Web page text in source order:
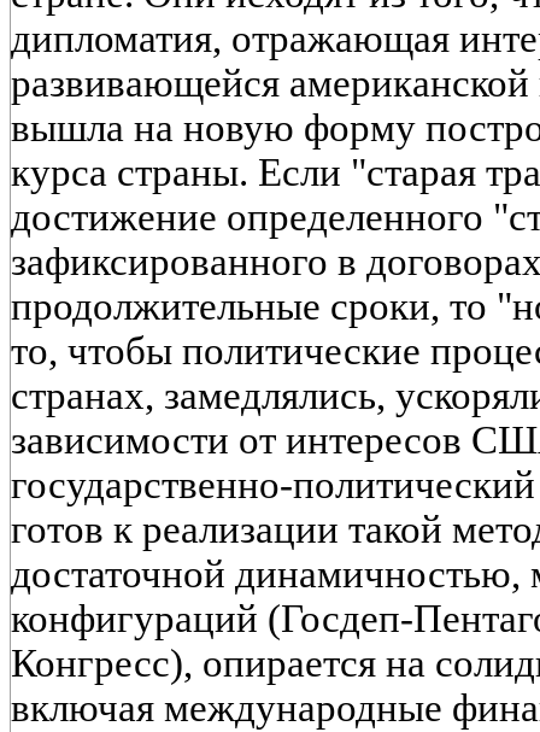
дипломатия, отражающая
развивающейся
вышла на новую форму
курса страны. Если "старая
достижение определенного
зафиксированного в
продолжительные сроки, то
то, чтобы политические
странах, замедлялись,
зависимости от интересов
государственно-
готов к реализации такой
достаточной динамичностью,
конфигураций (Госдеп-
Конгресс), опирается на
включая международные